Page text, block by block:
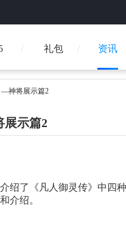
礼包 资讯
—神将展示篇2
展示篇2
绍了《凡人御灵传》中四
介绍。